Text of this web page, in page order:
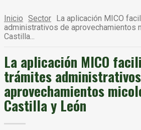
Inicio Sector La aplicación MICO
administrativos de aprovechamientos
Castilla...
La aplicación MICO
trámites
aprovechamientos
Castilla y León